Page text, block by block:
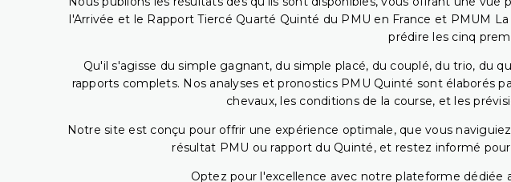
l'Arrivée et le Rapport Tiercé Quarté Quinté du PMU en France et PMUM
prédire les cinq
Qu'il s'agisse du simple gagnant, du simple placé, du couplé, du trio, du
rapports complets. Nos analyses et pronostics PMU Quinté sont élaborés
chevaux, les conditions de la course, et les
Notre site est conçu pour offrir une expérience optimale, que vous
résultat PMU ou rapport du Quinté, et restez informé
Optez pour l'excellence avec notre plateforme dédiée